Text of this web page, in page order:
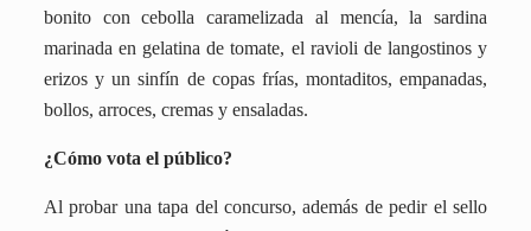
bonito con cebolla caramelizada al mencía, la sardina
marinada en gelatina de tomate, el ravioli de langostinos y
erizos y un sinfín de copas frías, montaditos, empanadas,
bollos, arroces, cremas y ensaladas.
¿Cómo vota el público?
Al probar una tapa del concurso, además de pedir el sello